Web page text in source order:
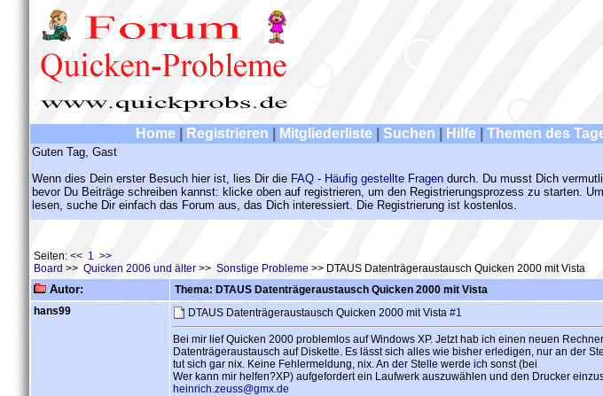
Home Registrieren Mitgliederliste Suchen Hilfe Themen des
Guten Tag, Gast
Wenn dies Dein erster Besuch hier ist, lies Dir die FAQ - Häufig gestellte Fragen durch. Du musst Dich
bevor Du Beiträge schreiben kannst: klicke oben auf registrieren, um den Registrierungsprozess zu starten.
lesen, suche Dir einfach das Forum aus, das Dich interessiert. Die Registrierung ist kostenlos.
Seiten: << 1 >>
Board >> Quicken 2006 und älter >> Sonstige Probleme >> DTAUS Datenträgeraustausch Quicken 2000 mit Vista
Autor:
Thema: DTAUS Datenträgeraustausch Quicken 2000 mit Vista
hans99
DTAUS Datenträgeraustausch Quicken 2000 mit Vista #1
Bei mir lief Quicken 2000 problemlos auf Windows XP. Jetzt hab ich einen neuen
Datenträgeraustausch auf Diskette. Es lässt sich alles wie bisher erledigen, nur an der
tut sich gar nix. Keine Fehlermeldung, nix. An der Stelle werde ich sonst (bei
Wer kann mir helfen?XP) aufgefordert ein Laufwerk auszuwählen und den Drucker
heinrich.zeuss@gmx.de